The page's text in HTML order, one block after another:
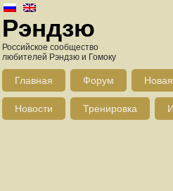
Рэндзю
Российское сообщество
любителей Рэндзю и Гомоку
Главная Форум
Новости Тренировка